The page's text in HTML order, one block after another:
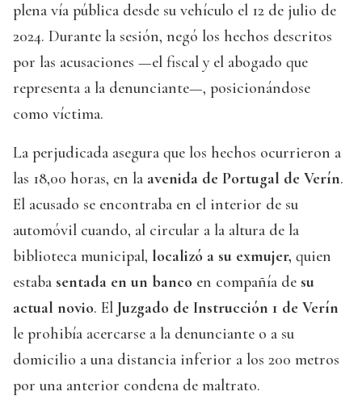
plena vía pública desde su vehículo el 12 de julio de
2024. Durante la sesión, negó los hechos descritos
por las acusaciones —el fiscal y el abogado que
representa a la denunciante—, posicionándose
como víctima.
La perjudicada asegura que los hechos ocurrieron a
las 18,00 horas, en la avenida de Portugal de Verín.
El acusado se encontraba en el interior de su
automóvil cuando, al circular a la altura de la
biblioteca municipal, localizó a su exmujer, quien
estaba sentada en un banco en compañía de su
actual novio. El Juzgado de Instrucción 1 de Verín
le prohibía acercarse a la denunciante o a su
domicilio a una distancia inferior a los 200 metros
por una anterior condena de maltrato.